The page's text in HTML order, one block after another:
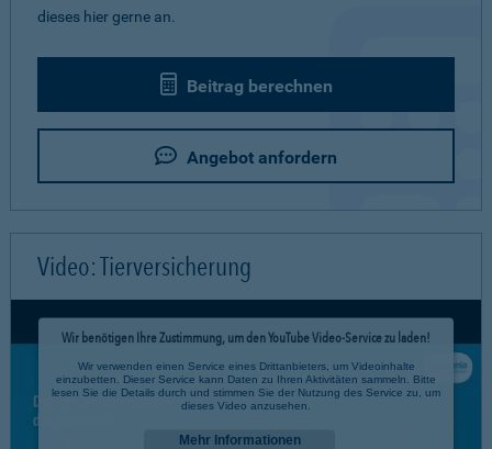
dieses hier gerne an.
Beitrag berechnen
Angebot anfordern
Video: Tierversicherung
Wir benötigen Ihre Zustimmung, um den YouTube Video-Service zu laden!
Wir verwenden einen Service eines Drittanbieters, um Videoinhalte
einzubetten. Dieser Service kann Daten zu Ihren Aktivitäten sammeln. Bitte
lesen Sie die Details durch und stimmen Sie der Nutzung des Service zu, um
dieses Video anzusehen.
Mehr Informationen